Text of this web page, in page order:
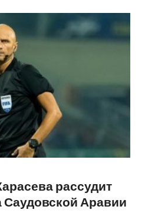
рассудит
Саудовской Аравии